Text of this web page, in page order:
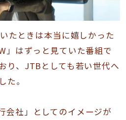
たときは本当に嬉しかった
」はずっと見ていた番組で
り、JTBとしても若い世代へ
た。
会社」としてのイメージが